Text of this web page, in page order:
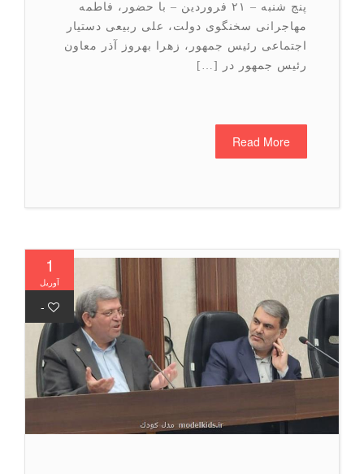
پنج شنبه – ۲۱ فروردین – با حضور، فاطمه
مهاجرانی سخنگوی دولت، علی ربیعی دستیار
اجتماعی رئیس جمهور، زهرا بهروز آذر معاون
رئیس جمهور در […]
Read More
1
-